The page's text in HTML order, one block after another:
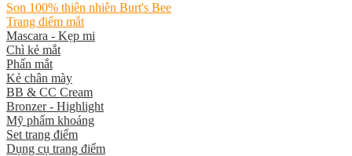
Son 100% thiên nhiên Burt's Bee
Trang điểm mắt
Mascara - Kẹp mi
Chì kẻ mắt
Phấn mắt
Kẻ chân mày
BB & CC Cream
Bronzer - Highlight
Mỹ phẩm khoáng
Set trang điểm
Dụng cụ trang điểm